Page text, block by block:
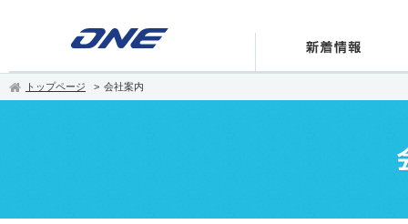
トップページ 会社案内